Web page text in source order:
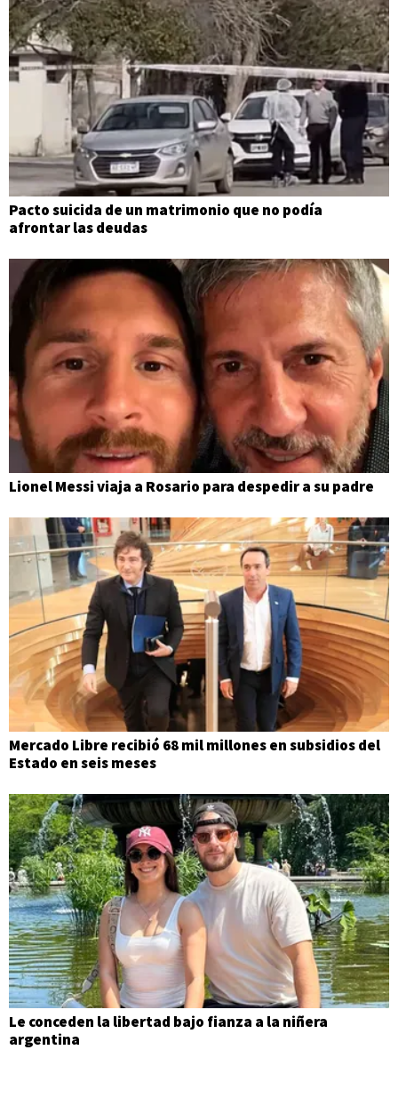
Pacto suicida de un matrimonio que no podía
afrontar las deudas
Lionel Messi viaja a Rosario para despedir a su padre
Mercado Libre recibió 68 mil millones en subsidios del
Estado en seis meses
Le conceden la libertad bajo fianza a la niñera
argentina